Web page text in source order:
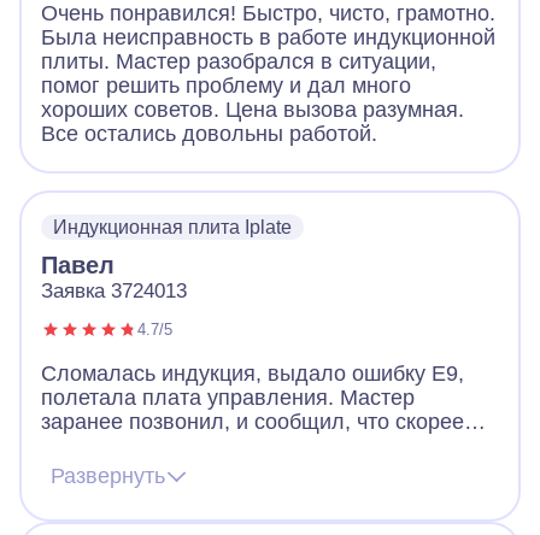
Очень понравился! Быстро, чисто, грамотно.
Была неисправность в работе индукционной
плиты. Мастер разобрался в ситуации,
помог решить проблему и дал много
хороших советов. Цена вызова разумная.
Все остались довольны работой.
Индукционная плита Iplate
Павел
Заявка 3724013
4.7/5
Сломалась индукция, выдало ошибку Е9,
полетала плата управления. Мастер
заранее позвонил, и сообщил, что скорее
починить и без замены. Цена на платы
начинается от 12к и выше. Мастер приехал,
все продиагностировал и смог починить без
Развернуть